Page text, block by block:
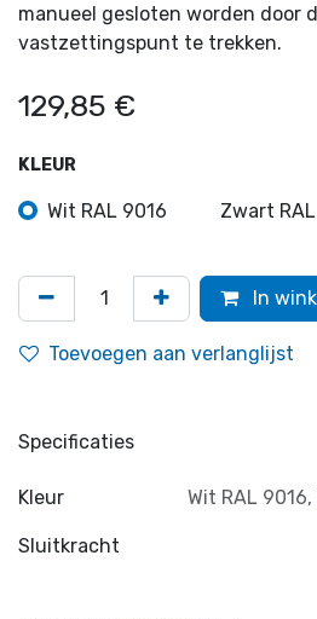
manueel gesloten worden door
vastzettingspunt te trekken.
129,85 €
KLEUR
Wit RAL 9016 Zwart
In
Toevoegen aan verlanglijst
Specificaties
Kleur Wit RAL 9016,
Sluitkracht